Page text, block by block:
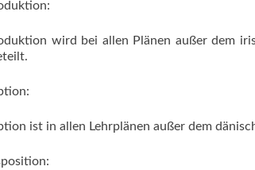
wird bei allen Plänen außer dem
ist in allen Lehrplänen außer dem